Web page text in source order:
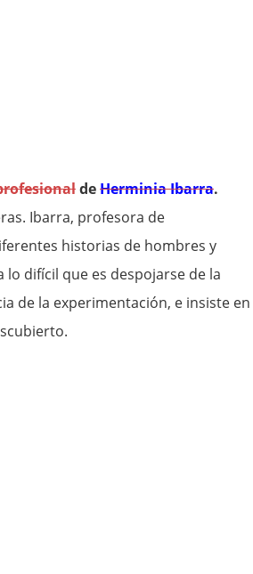
deHerminia Ibarra.
Ibarra, profesora de
historias de hombres y
difícil que es despojarse de la
de la experimentación, e insiste en